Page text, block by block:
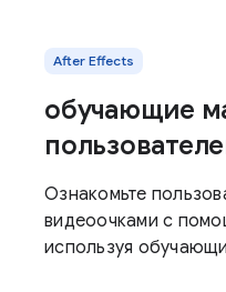
After Effects
обучающие
Ознакомьте
видеоочками с
используя